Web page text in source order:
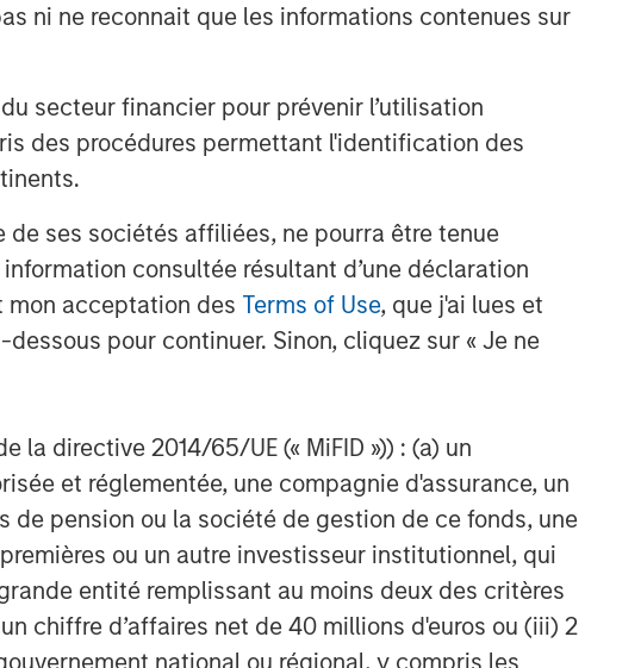
ni ne reconnait que les informations contenues sur
secteur financier pour prévenir l’utilisation
des procédures permettant l'identification des
ses sociétés affiliées, ne pourra être tenue
consultée résultant d’une déclaration
mon acceptation des Terms of Use, que j'ai lues et
pour continuer. Sinon, cliquez sur « Je ne
la directive 2014/65/UE (« MiFID »)) : (a) un
et réglementée, une compagnie d'assurance, un
pension ou la société de gestion de ce fonds, une
ou un autre investisseur institutionnel, qui
entité remplissant au moins deux des critères
chiffre d’affaires net de 40 millions d'euros ou (iii) 2
national ou régional, y compris les